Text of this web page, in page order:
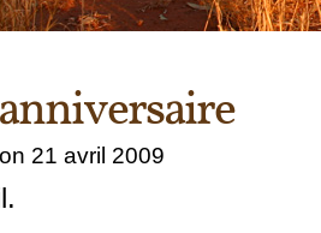
on 21 avril 2009